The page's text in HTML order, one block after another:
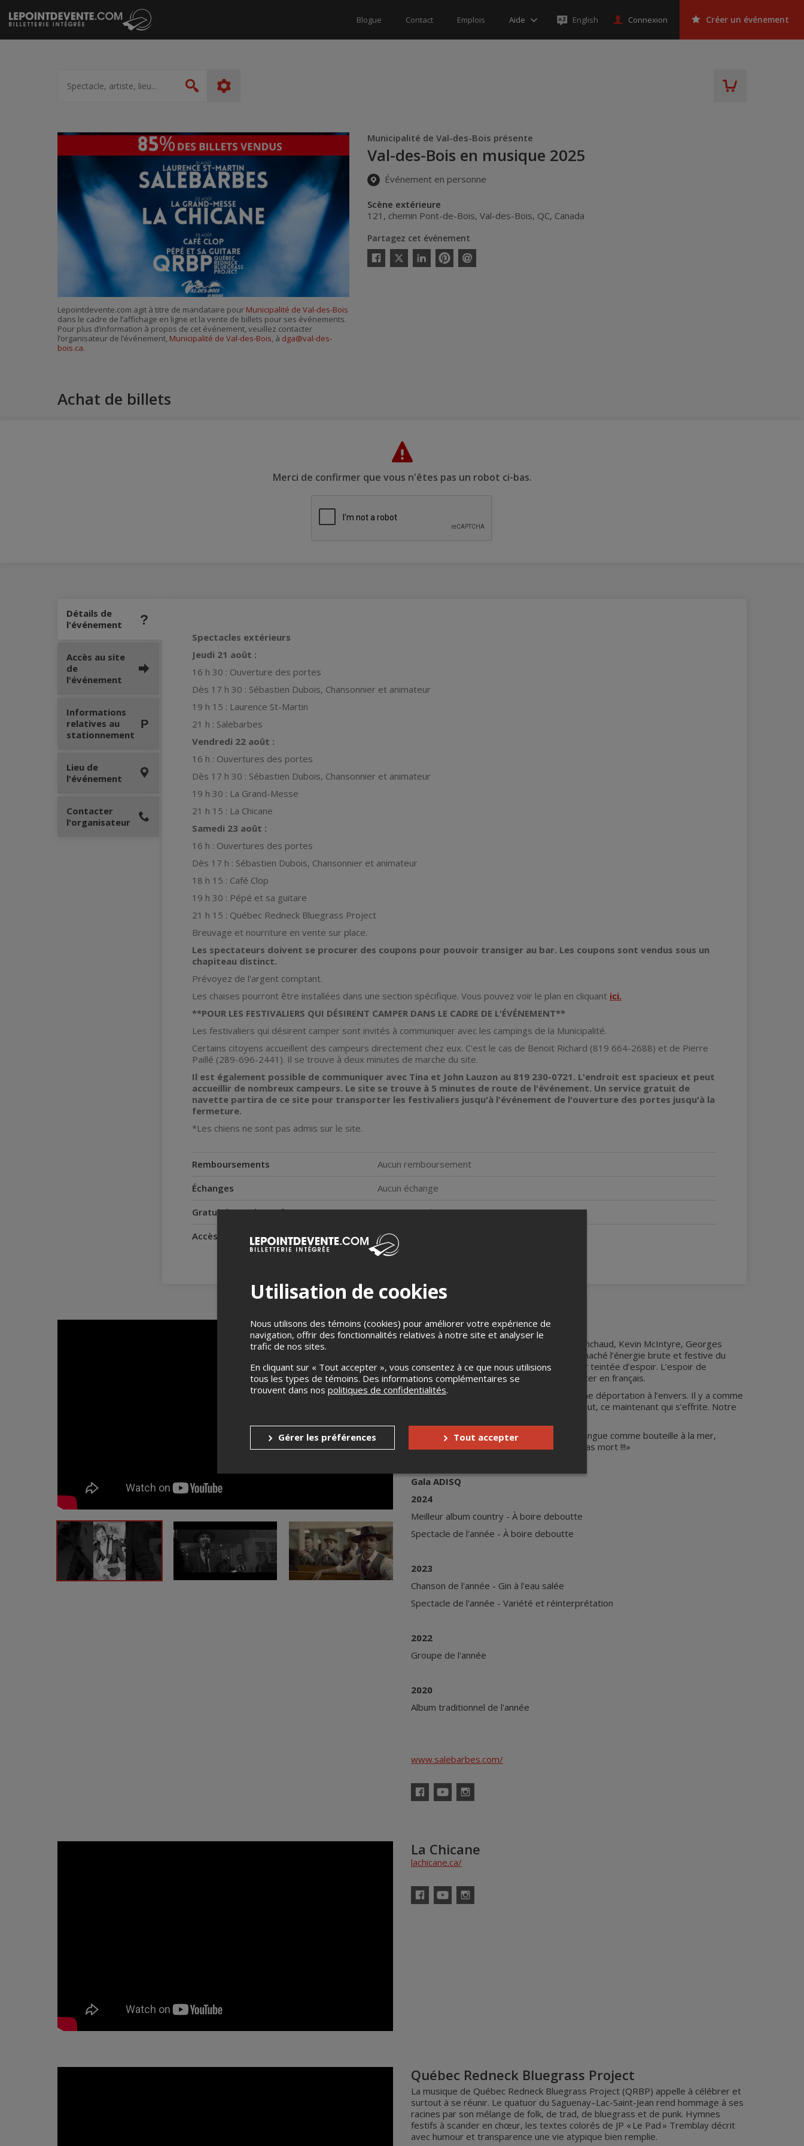
Passer
au
contenu
Blogue Contact Emplois Aide English Connexion Créer un événement
artiste,
lieu...
Rechercher
Municipalité de Val-des-Bois présente
Val-des-Bois en musique 2025
Événement en personne
Scène extérieure
121, chemin Pont-de-Bois,Val-des-Bois, QC, Canada
Partagez cet événement
Facebook
Twitter
LinkedinPinterestEnvoyer
Lepointdevente.com agit à titre de mandataire pour Municipalité de Val-des-Bois
dans le cadre de l’affichage en ligne et la vente de billets pour ses événements.
Pour plus d’information à propos de cet événement, veuillez contacter
l’organisateur de l’événement, Municipalité de Val-des-Bois, à dga@val-des-
bois.ca.
Achat de billets
Merci de confirmer que vous n'êtes pas un robot ci-bas.
Détails de
l'événement
Spectacles extérieurs
Jeudi 21 août :
16 h 30 : Ouverture des portes
Dès 17 h 30 : Sébastien Dubois, Chansonnier et animateur
19 h 15 : Laurence St-Martin
21 h : Salebarbes
Vendredi 22 août :
16 h : Ouvertures des portes
Dès 17 h 30 : Sébastien Dubois, Chansonnier et animateur
19 h 30 : La Grand-Messe
21 h 15 : La Chicane
Samedi 23 août :
16 h : Ouvertures des portes
Dès 17 h : Sébastien Dubois, Chansonnier et animateur
18 h 15 : Café Clop
19 h 30 : Pépé et sa guitare
21 h 15 : Québec Redneck Bluegrass Project
Breuvage et nourriture en vente sur place.
Les spectateurs doivent se procurer des coupons pour pouvoir transiger au bar. Les coupons sont vendus sous un
chapiteau distinct.
Prévoyez de l'argent comptant.
Les chaises pourront être installées dans une section spécifique. Vous pouvez voir le plan en cliquant ici.
**POUR LES FESTIVALIERS QUI DÉSIRENT CAMPER DANS LE CADRE DE L'ÉVÉNEMENT**
Les festivaliers qui désirent camper sont invités à communiquer avec les campings de la Municipalité.
Certains citoyens accueillent des campeurs directement chez eux. C'est le cas de Benoit Richard (819 664-2688) et de Pierre
Paillé (289-696-2441). Il se trouve à deux minutes de marche du site.
Il est également possible de communiquer avec Tina et John Lauzon au 819 230-0721. L'endroit est spacieux et peut
accueillir de nombreux campeurs. Le site se trouve à 5 minutes de route de l'événement. Un service gratuit de
navette partira de ce site pour transporter les festivaliers jusqu'à l'événement de l'ouverture des portes jusqu'à la
fermeture.
*Les chiens ne sont pas admis sur le site.
Remboursements
Aucun remboursement
Échanges
Aucun échange
Gratuité pour les enfants
Gratuit pour les 11 ans et moins
Accès pour personnes à mobilité réduite
Oui
Accès au site
de
l'événement
Informations
relatives au
stationnement
Lieu de
l'événement
Contacter
l'organisateur
Salebarbes
Salebarbes, le projet d’Éloi et Jonathan Painchaud, Kevin McIntyre, Georges
Belliveau et Jean-François Breau, s’est harnaché l’énergie brute et festive du
répertoire cadien, avec une dose d’humour teintée d’espoir. L’espoir de
redonner un peu de fierté et le goût de fêter en français.
Une sorte de réappropriation culturelle. Une déportation à l’envers. Il y a comme
une urgence de chanter, à l’unisson s’il le faut, ce maintenant qui s’effrite. Notre
Le voyage de notre langue, vaisseau qui tangue comme bouteille à la mer,
porteur d’un unique message : «On n’est pas mort !!!»
Gala ADISQ
2024
Meilleur album country - À boire deboutte
Spectacle de l'année - À boire deboutte
2023
Chanson de l'année - Gin à l'eau salée
Spectacle de l'année - Variété et réinterprétation
2022
Groupe de l'année
2020
Album traditionnel de l'année
www.salebarbes.com/
La Chicane
lachicane.ca/
Québec Redneck Bluegrass Project
La musique de Québec Redneck Bluegrass Project (QRBP) appelle à célébrer et
surtout à se réunir. Le quatuor du Saguenay–Lac-Saint-Jean rend hommage à ses
racines par son mélange de folk, de trad, de bluegrass et de punk. Hymnes
festifs à scander en chœur, les textes colorés de JP « Le Pad » Tremblay décrit
avec humour et transparence une vie atypique bien remplie.
Utilisation de cookies
Nous utilisons des témoins (cookies) pour améliorer votre expérience de
navigation, offrir des fonctionnalités relatives à notre site et analyser le
trafic de nos sites.
En cliquant sur « Tout accepter », vous consentez à ce que nous utilisions
tous les types de témoins. Des informations complémentaires se
trouvent dans nos politiques de confidentialités.
Gérer les préférences Tout accepter